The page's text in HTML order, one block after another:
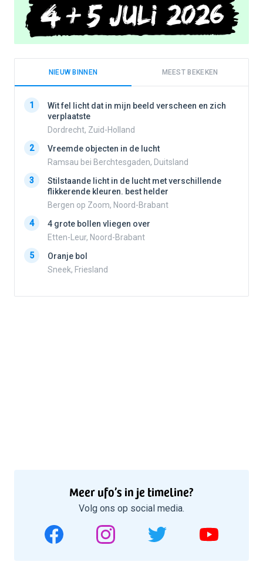
NIEUW BINNEN MEEST BEKEKEN
1
Wit fel licht dat in mijn beeld verscheen en zich
verplaatste
Dordrecht, Zuid-Holland
2
Vreemde objecten in de lucht
Ramsau bei Berchtesgaden, Duitsland
3
Stilstaande licht in de lucht met verschillende
flikkerende kleuren. best helder
Bergen op Zoom, Noord-Brabant
4
4 grote bollen vliegen over
Etten-Leur, Noord-Brabant
5
Oranje bol
Sneek, Friesland
Meer ufo’s in je timeline?
Volg ons op social media.